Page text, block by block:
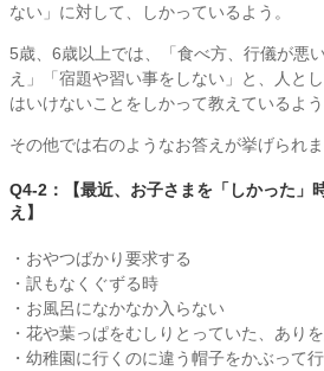
ない」に対して、しかっているよう。
5歳、6歳以上では、「食べ方、行儀が悪
え」「宿題や習い事をしない」と、人と
はいけないことをしかって教えているよう
その他では右のようなお答えが挙げられま
Q4-2：【最近、お子さまを「しかった」
え】
・おやつばかり要求する
・訳もなくぐずる時
・お風呂になかなか入らない
・花や葉っぱをむしりとっていた、あり
・幼稚園に行くのに違う帽子をかぶって